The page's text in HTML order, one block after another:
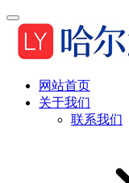
网站首页
关于我们
联系我们